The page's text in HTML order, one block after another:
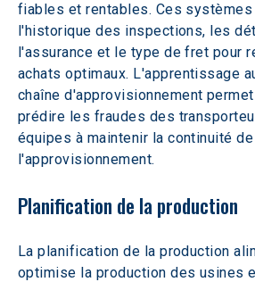
fiables et rentables. Ces systèmes
l'historique des inspections, les
l'assurance et le type de fret pour
achats optimaux. L'apprentissage
chaîne d'approvisionnement
prédire les fraudes des
équipes à maintenir la continuité de
l'approvisionnement.
Planification de la production
La planification de la production
optimise la production des usines